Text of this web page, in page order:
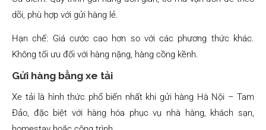
dõi, phù hợp với gửi hàng lẻ.
Hạn chế: Giá cước cao hơn so với các phương thức khác.
Không tối ưu đối với hàng nặng, hàng cồng kềnh.
Gửi hàng bằng xe tải
Xe tải là hình thức phổ biến nhất khi gửi hàng Hà Nội – Tam
Đảo, đặc biệt với hàng hóa phục vụ nhà hàng, khách sạn,